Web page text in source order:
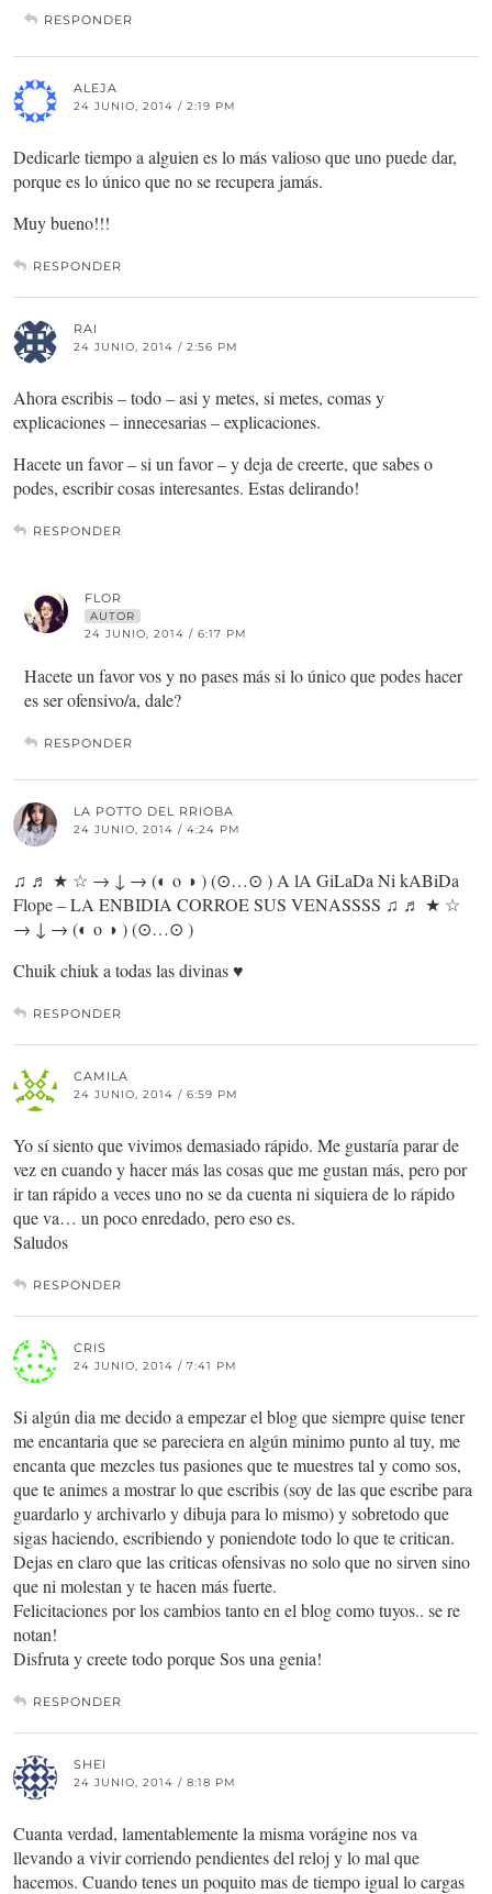
RESPONDER
ALEJA
24 JUNIO, 2014 / 2:19 PM
Dedicarle tiempo a alguien es lo más valioso que uno puede dar,
porque es lo único que no se recupera jamás.
Muy bueno!!!
RESPONDER
RAI
24 JUNIO, 2014 / 2:56 PM
Ahora escribis – todo – asi y metes, si metes, comas y
explicaciones – innecesarias – explicaciones.
Hacete un favor – si un favor – y deja de creerte, que sabes o
podes, escribir cosas interesantes. Estas delirando!
RESPONDER
FLOR
AUTOR
24 JUNIO, 2014 / 6:17 PM
Hacete un favor vos y no pases más si lo único que podes hacer
es ser ofensivo/a, dale?
RESPONDER
LA POTTO DEL RRIOBA
24 JUNIO, 2014 / 4:24 PM
♫ ♬ ★ ☆ → ↓ → (◐ o ◑ ) (⊙…⊙ ) A lA GiLaDa Ni kABiDa
Flope – LA ENBIDIA CORROE SUS VENASSSS ♫ ♬ ★ ☆
→ ↓ → (◐ o ◑ ) (⊙…⊙ )
Chuik chiuk a todas las divinas ♥
RESPONDER
CAMILA
24 JUNIO, 2014 / 6:59 PM
Yo sí siento que vivimos demasiado rápido. Me gustaría parar de
vez en cuando y hacer más las cosas que me gustan más, pero por
ir tan rápido a veces uno no se da cuenta ni siquiera de lo rápido
que va… un poco enredado, pero eso es.
Saludos
RESPONDER
CRIS
24 JUNIO, 2014 / 7:41 PM
Si algún dia me decido a empezar el blog que siempre quise tener
me encantaria que se pareciera en algún minimo punto al tuy, me
encanta que mezcles tus pasiones que te muestres tal y como sos,
que te animes a mostrar lo que escribis (soy de las que escribe para
guardarlo y archivarlo y dibuja para lo mismo) y sobretodo que
sigas haciendo, escribiendo y poniendote todo lo que te critican.
Dejas en claro que las criticas ofensivas no solo que no sirven sino
que ni molestan y te hacen más fuerte.
Felicitaciones por los cambios tanto en el blog como tuyos.. se re
notan!
Disfruta y creete todo porque Sos una genia!
RESPONDER
SHEI
24 JUNIO, 2014 / 8:18 PM
Cuanta verdad, lamentablemente la misma vorágine nos va
llevando a vivir corriendo pendientes del reloj y lo mal que
hacemos. Cuando tenes un poquito mas de tiempo igual lo cargas